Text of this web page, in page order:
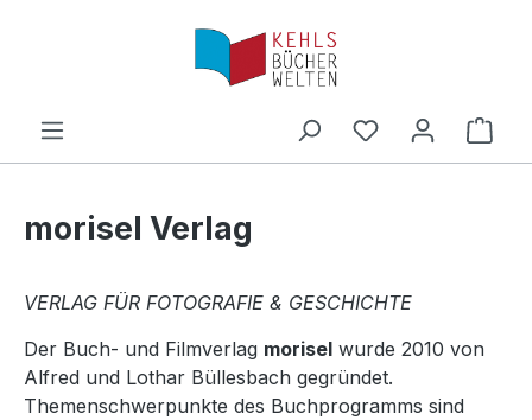
Zum Hauptinhalt springen
morisel Verlag
VERLAG FÜR FOTOGRAFIE & GESCHICHTE
Der Buch- und Filmverlag morisel wurde 2010 von
Alfred und Lothar Büllesbach gegründet.
Themenschwerpunkte des Buchprogramms sind